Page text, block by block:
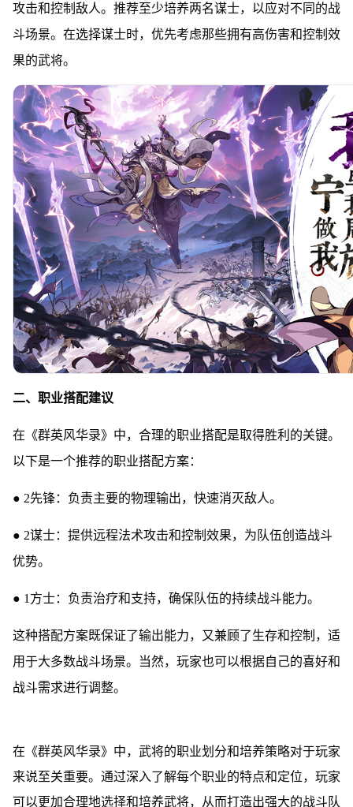
攻击和控制敌人。推荐至少培养两名谋士，以应对不同的战
斗场景。在选择谋士时，优先考虑那些拥有高伤害和控制效
果的武将。
二、职业搭配建议
在《群英风华录》中，合理的职业搭配是取得胜利的关键。
以下是一个推荐的职业搭配方案：
● 2先锋：负责主要的物理输出，快速消灭敌人。
● 2谋士：提供远程法术攻击和控制效果，为队伍创造战斗
优势。
● 1方士：负责治疗和支持，确保队伍的持续战斗能力。
这种搭配方案既保证了输出能力，又兼顾了生存和控制，适
用于大多数战斗场景。当然，玩家也可以根据自己的喜好和
战斗需求进行调整。
在《群英风华录》中，武将的职业划分和培养策略对于玩家
来说至关重要。通过深入了解每个职业的特点和定位，玩家
可以更加合理地选择和培养武将，从而打造出强大的战斗队